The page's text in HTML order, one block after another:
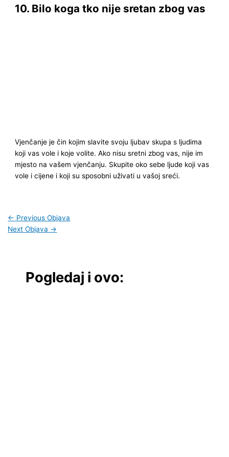
10. Bilo koga tko nije sretan zbog vas
Vjenčanje je čin kojim slavite svoju ljubav skupa s ljudima
koji vas vole i koje volite. Ako nisu sretni zbog vas, nije im
mjesto na vašem vjenčanju. Skupite oko sebe ljude koji vas
vole i cijene i koji su sposobni uživati u vašoj sreći.
← Previous Objava
Next Objava →
Pogledaj i ovo: